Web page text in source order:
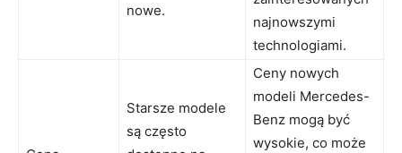
nowe.
najnowszymi
technologiami.
Starsze modele⁣
są często
Ceny nowych
modeli Mercedes-
Benz ⁢mogą być
wysokie, co może